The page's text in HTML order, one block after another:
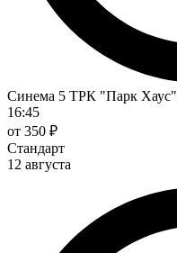
Синема 5 ТРК "Парк Хаус"
16:45
от 350 ₽
Стандарт
12 августа